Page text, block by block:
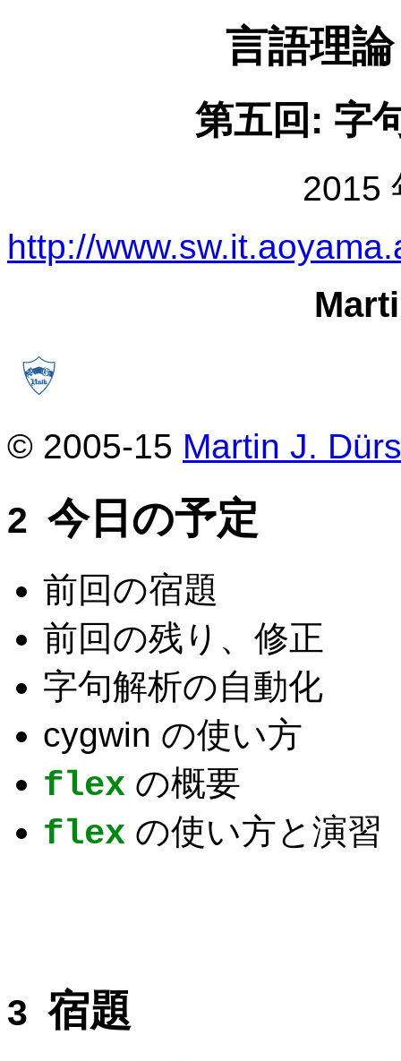
言語理
第五回: 字
2015
http://
© 2005-15 Martin J.
今日の予定
前回の宿題
前回の残り、修正
字句解析の自動化
cygwin の使い方
flex の概要
flex の使い方と演習
宿題